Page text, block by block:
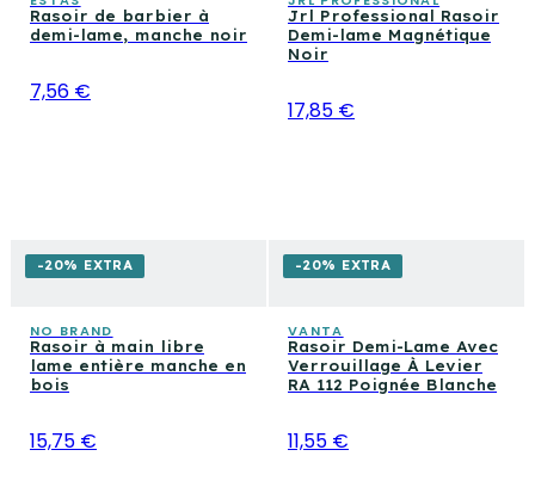
Rasoir de barbier à
demi-lame, manche noir
7,56 €
Jrl Professional Rasoir
Demi-lame Magnétique
Noir
17,85 €
-20% EXTRA
NO BRAND
Rasoir à main libre
lame entière manche en
bois
15,75 €
-20% EXTRA
VANTA
Rasoir Demi-Lame Avec
Verrouillage À Levier
RA 112 Poignée Blanche
11,55 €